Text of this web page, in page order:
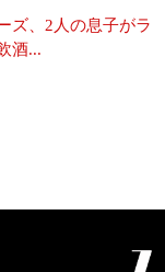
ズ、2人の息子がラ
酒...